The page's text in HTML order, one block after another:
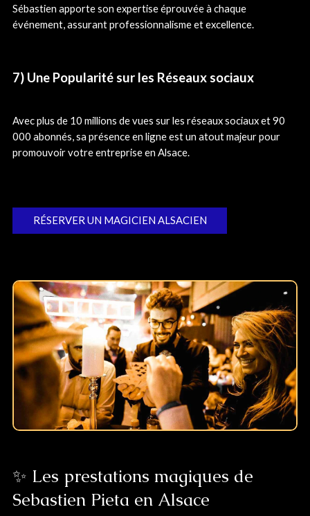
Sébastien apporte son expertise éprouvée à chaque
événement, assurant professionnalisme et excellence.
7) Une Popularité sur les Réseaux sociaux
Avec plus de 10 millions de vues sur les réseaux sociaux et 90
000 abonnés, sa présence en ligne est un atout majeur pour
promouvoir votre entreprise en Alsace.
RÉSERVER UN MAGICIEN ALSACIEN
✨ Les prestations magiques de
Sebastien Pieta en Alsace